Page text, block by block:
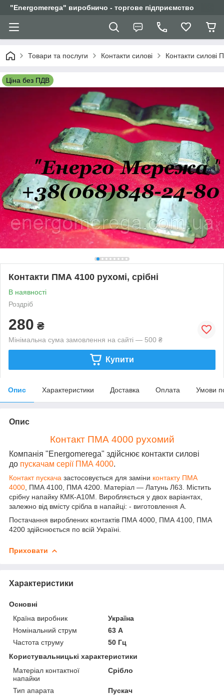
"Еnergomerega" виробничо - торгове підприємство
Товари та послуги Контакти силові Контакти силові
Ціна без ПДВ
Контакти ПМА 4100 рухомі, срібні
В наявності
Роздріб
280 ₴
Мінімальна сума замовлення на сайті — 500 ₴
Купити
Опис Характеристики Доставка Оплата Умови
Опис
Контакт ПМА 4000 рухомий
Компанія "Energomerega" здійснює контакти силові
до пускачам серії ПМА 4000.
Контакт пускача застосовується для заміни контакту ПМА
4000 , ПМА 4100, ПМА 4200. Матеріал — Латунь Л63. Містить
срібну напайку КМК-А10М. Виробляється у двох варіантах,
залежно від вмісту срібла в напайці: - виготовлення А.
Постачання вироблених контактів ПМА 4000, ПМА 4100, ПМА
4200 здійснюється по всій Україні.
Приховати
Характеристики
Основні
Країна виробник
Україна
Номінальний струм
63 А
Частота струму
50 Гц
Користувальницькі характеристики
Матеріал контактної
напайки
Срібло
Тип апарата Пускач